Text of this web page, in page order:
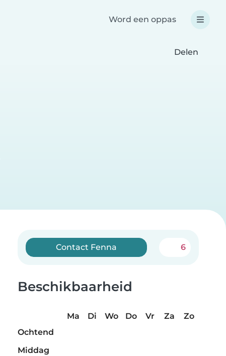
Word een oppas
Delen
Contact Fenna 6
Beschikbaarheid
Ma Di Wo Do Vr Za
Zo
Ochtend
Middag